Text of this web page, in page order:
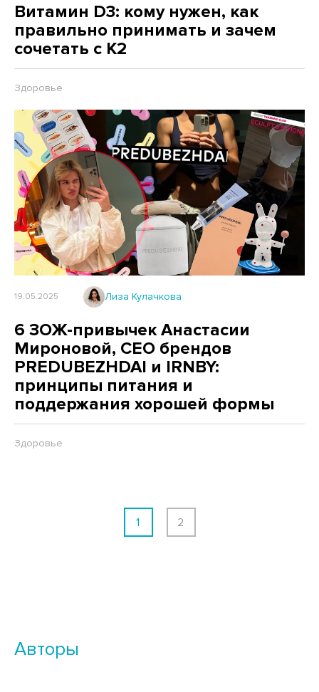
Витамин D3: кому нужен, как
правильно принимать и зачем
сочетать с K2
Здоровье
19.05.2025 Лиза Кулачкова
6 ЗОЖ-привычек Анастасии
Мироновой, CEO брендов
PREDUBEZHDAI и IRNBY:
принципы питания и
поддержания хорошей формы
Здоровье
1 2
Авторы